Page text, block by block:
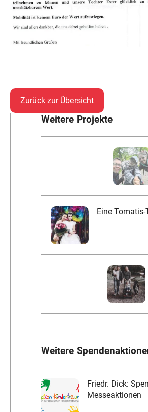
Zurück zur Übersicht
Weitere Projekte
Eine
Weitere
Friedr. Dick:
Messeaktionen